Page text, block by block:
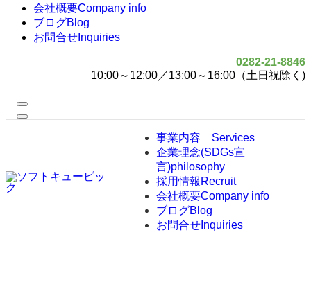
会社概要Company info
ブログBlog
お問合せ Inquiries
0282-21-8846
10:00～12:00／13:00～16:00（土日祝除く)
事業内容 Services
企業理念(SDGs宣
言)philosophy
採用情報 Recruit
会社概要Company info
ブログBlog
お問合せInquiries